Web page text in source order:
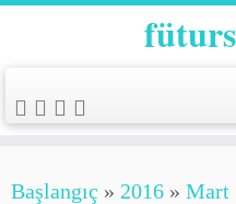
Başlangıç » 2016 » Mart